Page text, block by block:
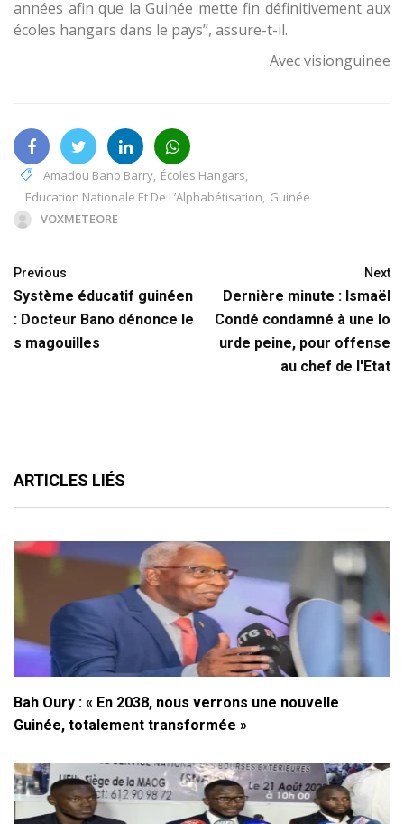
années afin que la Guinée mette fin définitivement aux
écoles hangars dans le pays’’, assure-t-il.
Avec visionguinee
Amadou Bano Barry Écoles Hangars
Education Nationale Et De L’Alphabétisation Guinée
VOXMETEORE
Previous
Système éducatif guinéen
: Docteur Bano dénonce le
s magouilles
Next
Dernière minute : Ismaël
Condé condamné à une lo
urde peine, pour offense
au chef de l'Etat
ARTICLES LIÉS
Bah Oury : « En 2038, nous verrons une nouvelle
Guinée, totalement transformée »